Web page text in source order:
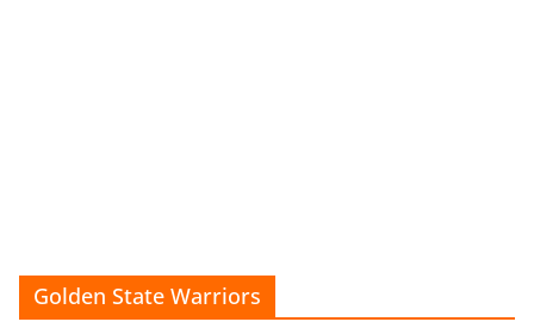
Golden State Warriors